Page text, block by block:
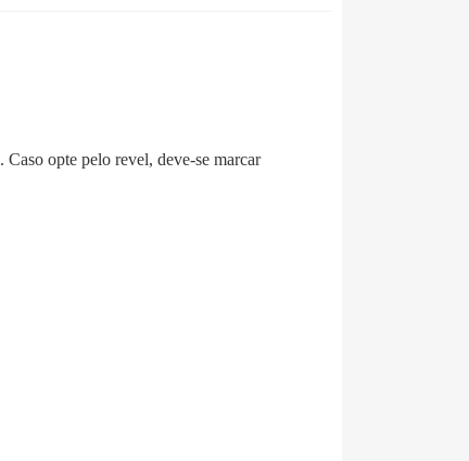
. Caso opte pelo revel, deve-se marcar